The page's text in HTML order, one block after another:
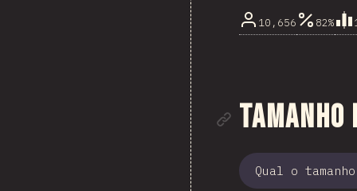
10,656 82%
Link para
Qual o